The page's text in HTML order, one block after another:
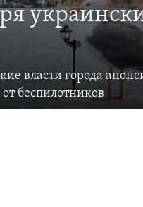
власти города
беспилотников